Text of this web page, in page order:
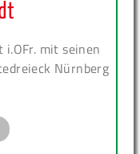
mit seinen
Nürnberg